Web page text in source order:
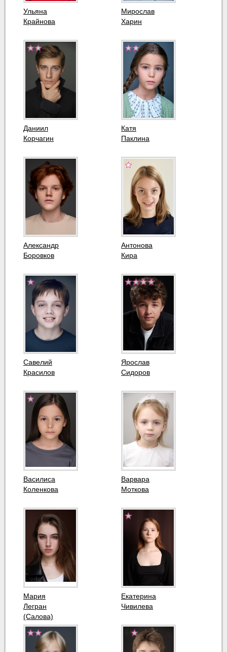
Ульяна
Крайнова
Мирослав
Харин
Даниил
Корчагин
Катя
Паклина
Александр
Боровков
Антонова
Кира
Савелий
Красилов
Ярослав
Сидоров
Василиса
Коленкова
Варвара
Моткова
Мария
Легран
(Салова)
Екатерина
Чивилева